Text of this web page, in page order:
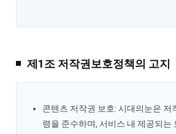
제1조 저작권보호정책의 고지
콘텐츠 저작권 보호: 시대의눈은 저
령을 준수하며, 서비스 내 제공되는